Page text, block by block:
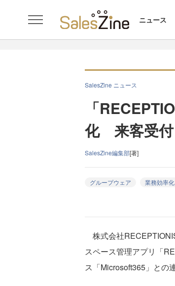
ニュース
SalesZine ニュース
「
化 来客受付
SalesZine編集部[著]
グループウェア 業務効率化
株式会社
スペース管理アプリ「
ス「Microsoft365」との